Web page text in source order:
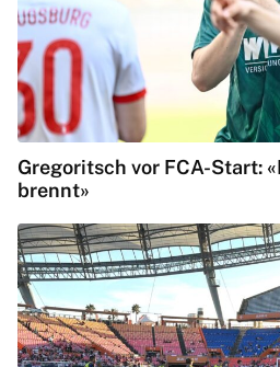
Gregoritsch vor FCA-Start:
brennt»